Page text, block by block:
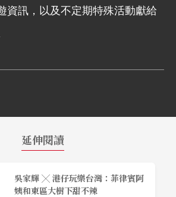
資訊，以及不定期特殊活動獻給
延伸閱讀
吳家輝 ╳ 港仔玩樂台灣：菲律賓阿
姨和東區大樹下甜不辣